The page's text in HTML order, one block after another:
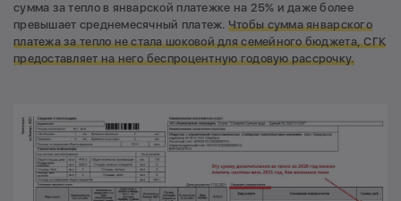
сумма за тепло в январской платежке на 25% и даже более
превышает среднемесячный платеж. Чтобы сумма январского
платежа за тепло не стала шоковой для семейного бюджета, СГК
предоставляет на него беспроцентную годовую рассрочку.